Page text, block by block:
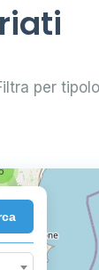
per
10